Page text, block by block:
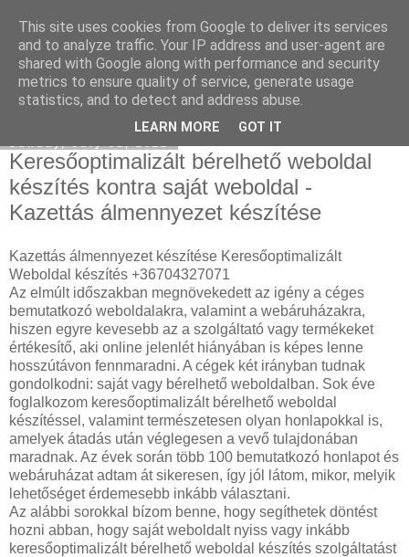
Eladó Seat
Keresőoptimalizált bérelhető weboldal
készítés kontra saját weboldal -
Kazettás álmennyezet készítése
Kazettás álmennyezet készítése Keresőoptimalizált
Weboldal készítés +36704327071
Az elmúlt időszakban megnövekedett az igény a céges
bemutatkozó weboldalakra, valamint a webáruházakra,
hiszen egyre kevesebb az a szolgáltató vagy termékeket
értékesítő, aki online jelenlét hiányában is képes lenne
hosszútávon fennmaradni. A cégek két irányban tudnak
gondolkodni: saját vagy bérelhető weboldalban. Sok éve
foglalkozom keresőoptimalizált bérelhető weboldal
készítéssel, valamint természetesen olyan honlapokkal is,
amelyek átadás után véglegesen a vevő tulajdonában
maradnak. Az évek során több 100 bemutatkozó honlapot és
webáruházat adtam át sikeresen, így jól látom, mikor, melyik
lehetőséget érdemesebb inkább választani.
Az alábbi sorokkal bízom benne, hogy segíthetek döntést
hozni abban, hogy saját weboldalt nyiss vagy inkább
keresőoptimalizált bérelhető weboldal készítés szolgáltatást
This site uses cookies from Google to deliver its services
and to analyze traffic. Your IP address and user-agent are
shared with Google along with performance and security
metrics to ensure quality of service, generate usage
statistics, and to detect and address abuse.
LEARN MORE GOT IT